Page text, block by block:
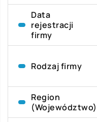
Data
rejestracji
firmy
Rodzaj firmy
Region
(Województwo)